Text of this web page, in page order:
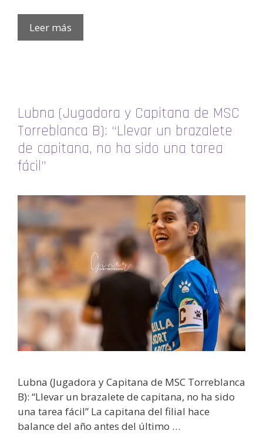
Leer más
Lubna (Jugadora y Capitana de MSC
Torreblanca B): “Llevar un brazalete
de capitana, no ha sido una tarea
fácil”
Lubna (Jugadora y Capitana de MSC Torreblanca
B): “Llevar un brazalete de capitana, no ha sido
una tarea fácil” La capitana del filial hace
balance del año antes del último …